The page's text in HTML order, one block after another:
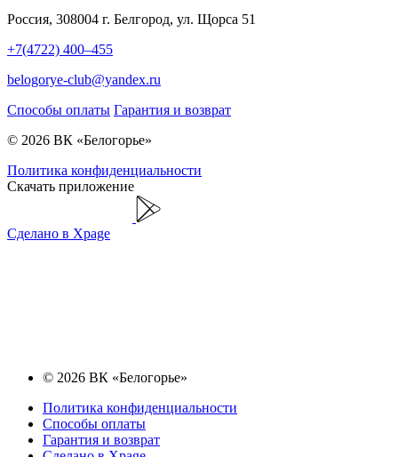
Россия, 308004 г. Белгород, ул. Щорса 51
+7(4722) 400–455
belogorye-club@yandex.ru
Способы оплаты Гарантия и возврат
© 2026 ВК «Белогорье»
Политика конфиденциальности
Скачать приложение
Сделано в Xpage
© 2026 ВК «Белогорье»
Политика конфиденциальности
Способы оплаты
Гарантия и возврат